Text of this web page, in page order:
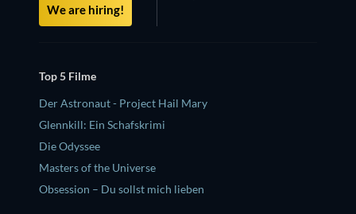
We are hiring!
Top 5 Filme
Der Astronaut - Project Hail Mary
Glennkill: Ein Schafskrimi
Die Odyssee
Masters of the Universe
Obsession – Du sollst mich lieben